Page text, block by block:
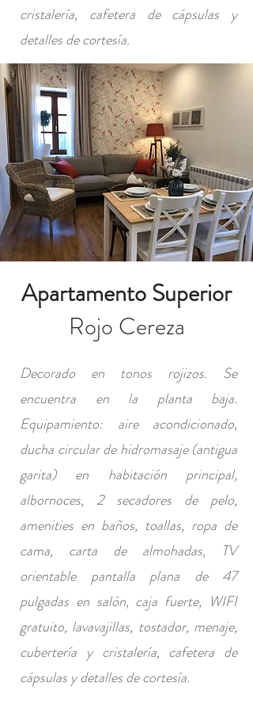
cristalería, cafetera de cápsulas y
detalles de cortesía.
Apartamento Superior
Rojo Cereza
Decorado en tonos rojizos. Se
encuentra en la planta baja.
Equipamiento: aire acondicionado,
ducha circular de hidromasaje (antigua
garita) en habitación principal,
albornoces, 2 secadores de pelo,
amenities en baños, toallas, ropa de
cama, carta de almohadas, TV
orientable pantalla plana de 47
pulgadas en salón, caja fuerte, WIFI
gratuito, lavavajillas, tostador, menaje,
cubertería y cristalería, cafetera de
cápsulas y detalles de cortesía.